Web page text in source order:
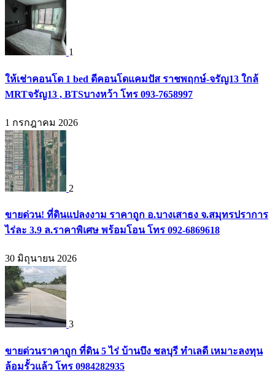
1
ให้เช่าคอนโด 1 bed ดีคอนโดแคมปัส ราชพฤกษ์-จรัญ13 ใกล้
MRTจรัญ13 , BTSบางหว้า โทร 093-7658997
1 กรกฎาคม 2026
2
ขายด่วน! ที่ดินแปลงงาม ราคาถูก อ.บางเสาธง จ.สมุทรปราการ
ไร่ละ 3.9 ล.ราคาพิเศษ พร้อมโอน โทร 092-6869618
30 มิถุนายน 2026
3
ขายด่วนราคาถูก ที่ดิน 5 ไร่ บ้านบึง ชลบุรี ทำเลดี เหมาะลงทุน
ล้อมรั้วแล้ว โทร 0984282935